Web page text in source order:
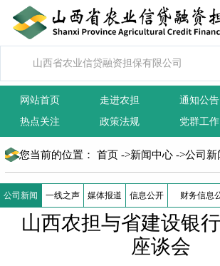
网站首页 走进农担 通知公告
热点关注
政策法规 党群工作
您当前的位置： 首页->新闻中心 ->公司新
公司新闻 一线之声 媒体报道 信息公开 财务信息
山西农担与省建设银
座谈会